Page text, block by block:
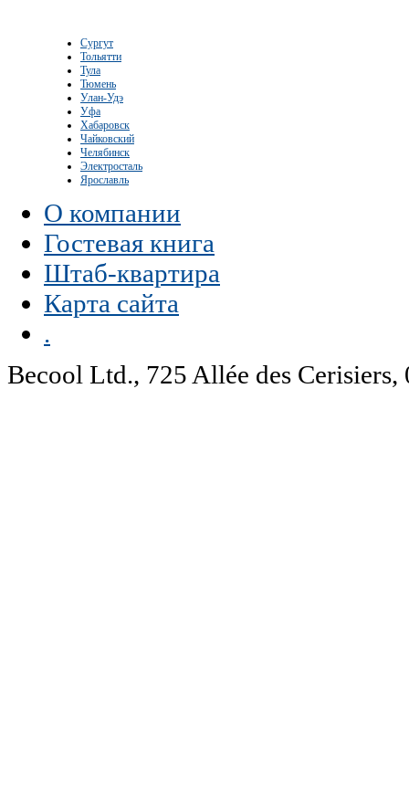
Сургут
Тольятти
Тула
Тюмень
Улан-Удэ
Уфа
Хабаровск
Чайковский
Челябинск
Электросталь
Ярославль
О компании
Гостевая книга
Штаб-квартира
Карта сайта
.
Becool Ltd., 725 Allée des